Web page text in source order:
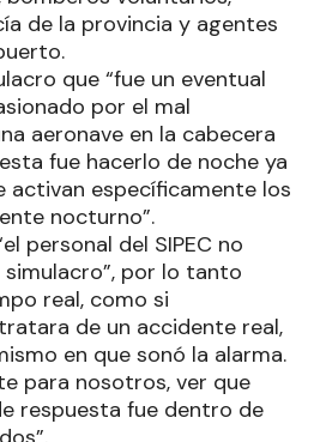
de la provincia y agentes
que “fue un eventual
por el mal
aeronave en la cabecera
fue hacerlo de noche ya
activan específicamente los
nocturno”.
personal del SIPEC no
por lo tanto
real, como si
de un accidente real,
en que sonó la alarma.
para nosotros, ver que
respuesta fue dentro de